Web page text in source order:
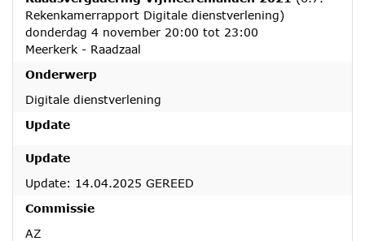
Rekenkamerrapport Digitale dienstverlening)
donderdag 4 november 20:00 tot 23:00
Meerkerk - Raadzaal
Onderwerp
Digitale dienstverlening
Update
Update
Update: 14.04.2025 GEREED
Commissie
AZ